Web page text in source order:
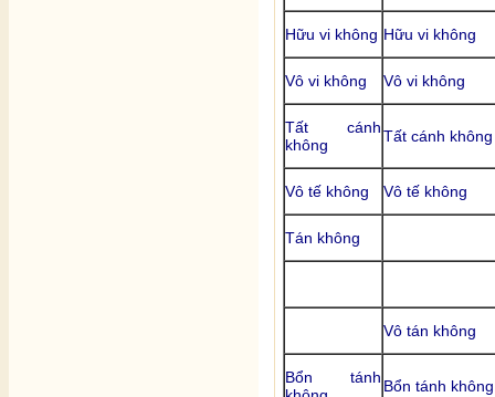
Hữu vi không Hữu vi không
Vô vi không Vô vi không
Tất cánh
không
Tất cánh không
Vô tế không Vô tế không
Tán không
Vô tán không
Bổn tánh Bổn tánh không